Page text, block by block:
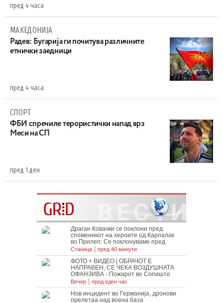
пред 4 часа
МАКЕДОНИЈА
Радев: Бугарија ги почитува различните
етнички заедници
пред 4 часа
СПОРТ
ФБИ спречиле терористички напад врз
Меси на СП
пред 1 ден